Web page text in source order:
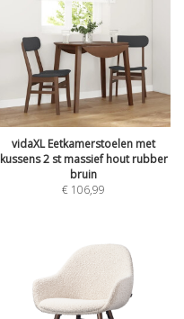
vidaXL Eetkamerstoelen met
kussens 2 st massief hout rubber
bruin
€ 106,99